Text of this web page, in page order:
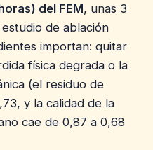
del FEM, unas 3
de ablación
importan: quitar
física degrada o la
(el residuo de
y la calidad de la
cae de 0,87 a 0,68